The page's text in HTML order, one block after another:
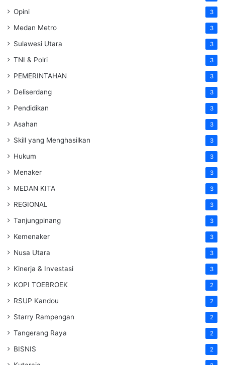
Opini 3
Medan Metro 3
Sulawesi Utara 3
TNI & Polri 3
PEMERINTAHAN 3
Deliserdang 3
Pendidikan 3
Asahan 3
Skill yang Menghasilkan 3
Hukum 3
Menaker 3
MEDAN KITA 3
REGIONAL 3
Tanjungpinang 3
Kemenaker 3
Nusa Utara 3
Kinerja & Investasi 3
KOPI TOEBROEK 2
RSUP Kandou 2
Starry Rampengan 2
Tangerang Raya 2
BISNIS 2